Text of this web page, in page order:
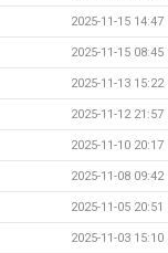
2025-11-15 14:47
2025-11-15 08:45
2025-11-13 15:22
2025-11-12 21:57
2025-11-10 20:17
2025-11-08 09:42
2025-11-05 20:51
2025-11-03 15:10